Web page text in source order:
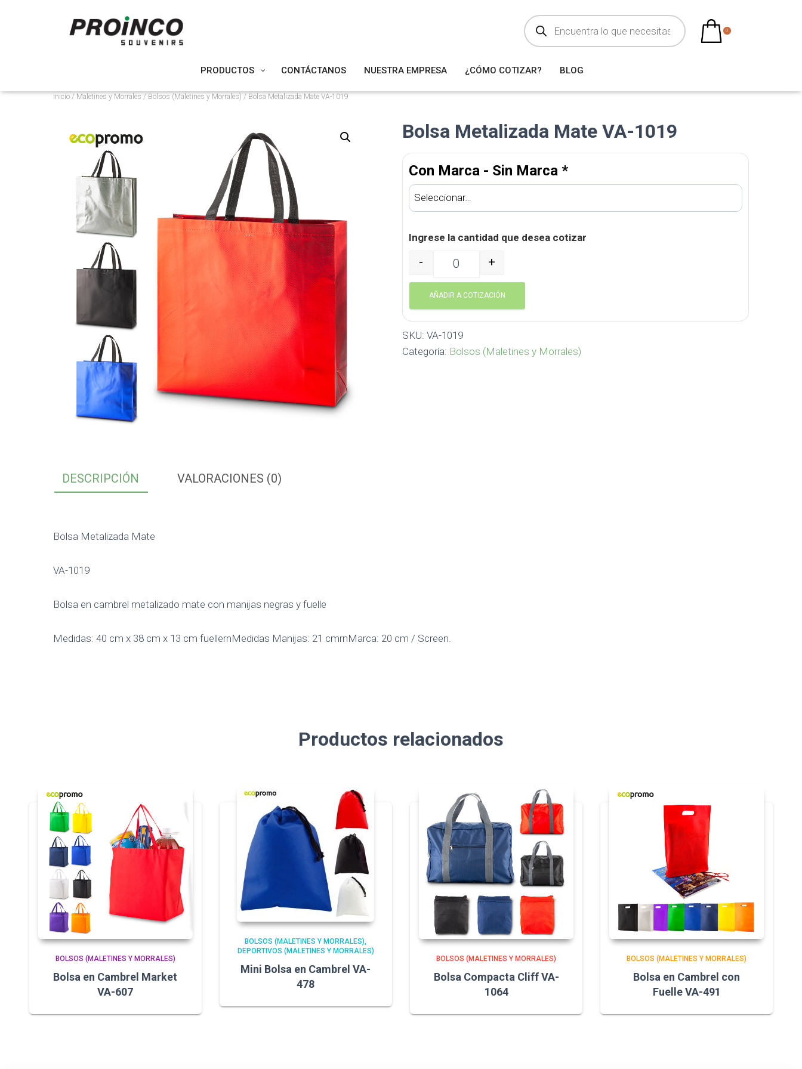
ú
q
a
d
t
o
0
PRODUCTOS CONTÁCTANOS NUESTRA EMPRESA ¿CÓMO COTIZAR? BLOG
Inicio/ Maletines y Morrales / Bolsos (Maletines y Morrales) / Bolsa Metalizada Mate VA-1019
Bolsa Metalizada Mate VA-1019
Con Marca - Sin Marca *
Ingrese la cantidad que desea cotizar
Bolsa Metalizada Mate VA-1019 cantidad
- +
AÑADIR A COTIZACIÓN
SKU: VA-1019
Categoría: Bolsos (Maletines y Morrales)
DESCRIPCIÓN VALORACIONES (0)
Bolsa Metalizada Mate
VA-1019
Bolsa en cambrel metalizado mate con manijas negras y fuelle
Medidas: 40 cm x 38 cm x 13 cm fuellernMedidas Manijas: 21 cmrnMarca: 20 cm / Screen.
Productos relacionados
BOLSOS (MALETINES Y MORRALES)
Bolsa en Cambrel Market
VA-607
BOLSOS (MALETINES Y MORRALES)
DEPORTIVOS (MALETINES Y MORRALES)
Mini Bolsa en Cambrel VA-
478
BOLSOS (MALETINES Y MORRALES)
Bolsa Compacta Cliff VA-
1064
BOLSOS (MALETINES Y MORRALES)
Bolsa en Cambrel con
Fuelle VA-491